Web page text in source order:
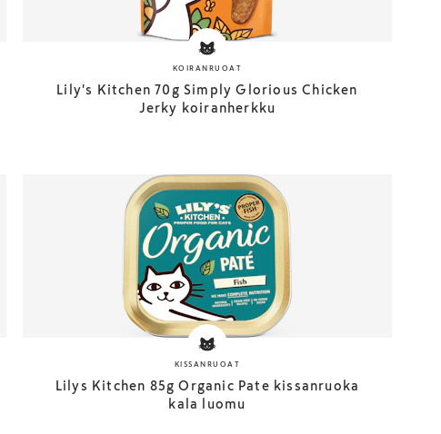
KOIRANRUOAT
Lily's Kitchen 70g Simply Glorious Chicken
Jerky koiranherkku
KISSANRUOAT
Lilys Kitchen 85g Organic Pate kissanruoka
kala luomu